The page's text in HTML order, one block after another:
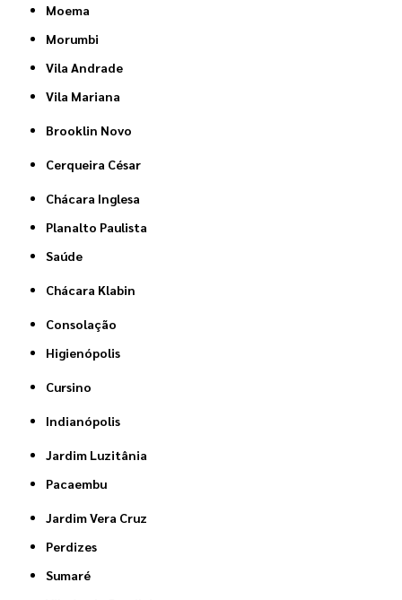
Moema
Morumbi
Vila Andrade
Vila Mariana
Brooklin Novo
Cerqueira César
Chácara Inglesa
Planalto Paulista
Saúde
Chácara Klabin
Consolação
Higienópolis
Cursino
Indianópolis
Jardim Luzitânia
Pacaembu
Jardim Vera Cruz
Perdizes
Sumaré